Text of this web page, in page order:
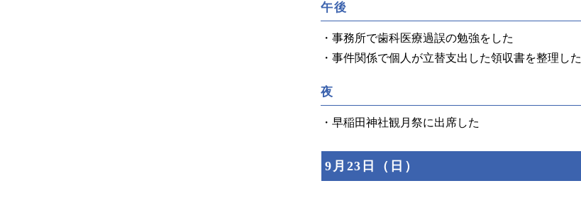
午後
・事務所で歯科医療過誤の勉強をした
・事件関係で個人が立替支出した領収書を整理した
夜
・早稲田神社観月祭に出席した
9月23日（日）